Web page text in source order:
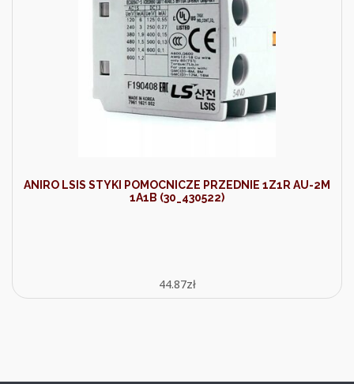
ANIRO LSIS STYKI POMOCNICZE PRZEDNIE 1Z1R AU-2M
1A1B (30_430522)
44.87zł